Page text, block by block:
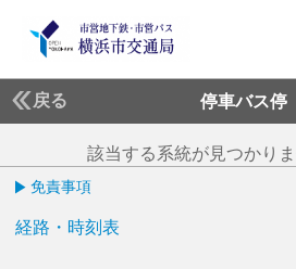
戻る 停車バス停
該当する系統が見つかりま
免責事項
経路・時刻表